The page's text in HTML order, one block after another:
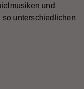
und
so unterschiedlichen